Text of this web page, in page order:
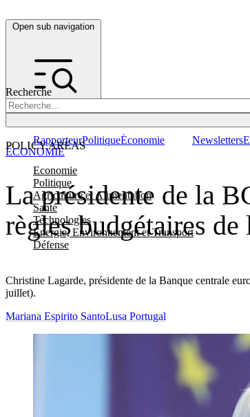
Open sub navigation
Recherche
POLICY AREAS
Economie
Politique
Agriculture et Alimentation
Santé
Technologies
Energie, Environnement et Transport
Défense
RapporteurPolitiqueÉconomie Newsletters
La présidente de la
règles budgétaires de
Christine Lagarde, présidente de la Banque centrale
juillet).
ÉCONOMIE
Mariana Espirito SantoLusa Portugal